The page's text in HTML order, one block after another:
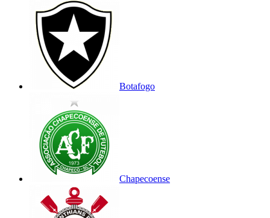
Botafogo
Chapecoense